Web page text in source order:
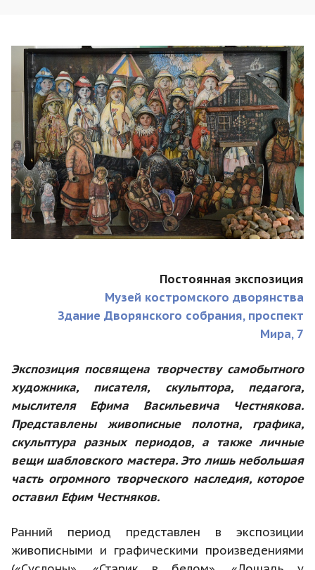
Постоянная экспозиция
Музей костромского дворянства
Здание Дворянского собрания, проспект
Мира, 7
Экспозиция посвящена творчеству самобытного
художника, писателя, скульптора, педагога,
мыслителя Ефима Васильевича Честнякова.
Представлены живописные полотна, графика,
скульптура разных периодов, а также личные
вещи шабловского мастера. Это лишь небольшая
часть огромного творческого наследия, которое
оставил Ефим Честняков.
Ранний период представлен в экспозиции
живописными и графическими произведениями